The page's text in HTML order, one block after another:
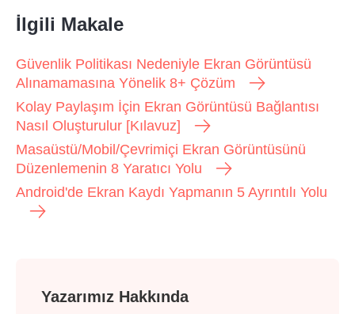
İlgili Makale
Güvenlik Politikası Nedeniyle Ekran Görüntüsü
Alınamamasına Yönelik 8+ Çözüm
Kolay Paylaşım İçin Ekran Görüntüsü Bağlantısı
Nasıl Oluşturulur [Kılavuz]
Masaüstü/Mobil/Çevrimiçi Ekran Görüntüsünü
Düzenlemenin 8 Yaratıcı Yolu
Android'de Ekran Kaydı Yapmanın 5 Ayrıntılı Yolu
Yazarımız Hakkında